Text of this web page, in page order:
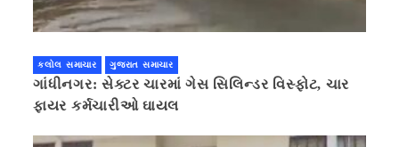
કલોલ સમાચાર ગુજરાત સમાચાર
ગાંધીનગર: સેક્ટર ચારમાં ગેસ સિલિન્ડર વિસ્ફોટ, ચાર
ફાયર કર્મચારીઓ ઘાયલ